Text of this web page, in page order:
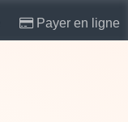
Payer en ligne